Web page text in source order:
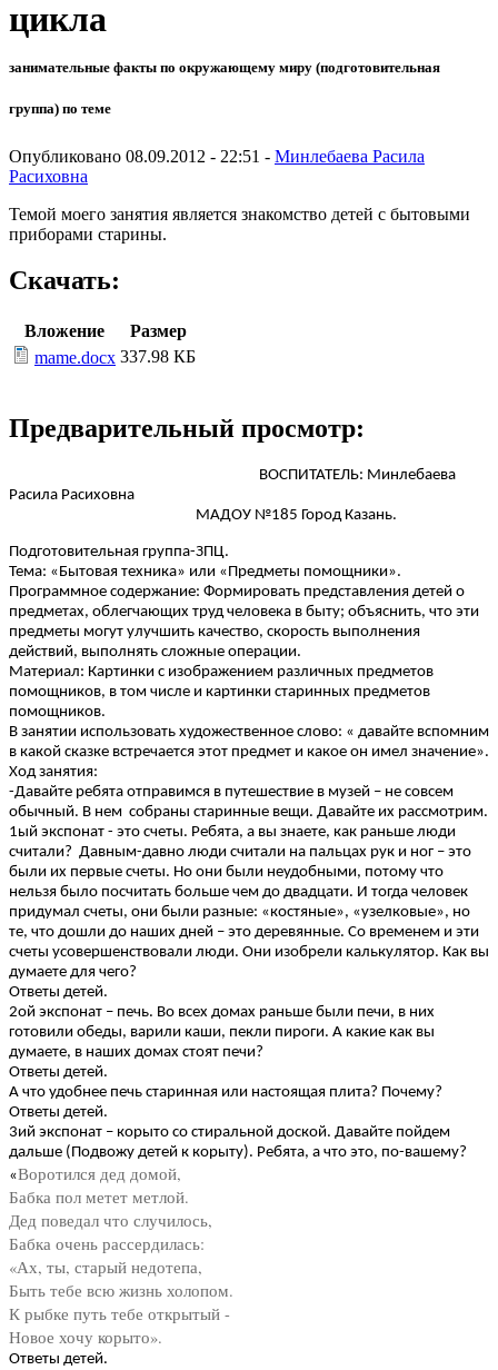
цикла
занимательные факты по окружающему миру (подготовительная
группа) по теме
Опубликовано 08.09.2012 - 22:51 - Минлебаева Расила
Расиховна
Темой моего занятия является знакомство детей с бытовыми
приборами старины.
Скачать:
Вложение
Размер
mame.docx 337.98 КБ
Предварительный просмотр:
ВОСПИТАТЕЛЬ: Минлебаева
Расила Расиховна
МАДОУ №185 Город Казань.
Подготовительная группа-ЗПЦ.
Тема: «Бытовая техника» или «Предметы помощники».
Программное содержание: Формировать представления детей о
предметах, облегчающих труд человека в быту; объяснить, что эти
предметы могут улучшить качество, скорость выполнения
действий, выполнять сложные операции.
Материал: Картинки с изображением различных предметов
помощников, в том числе и картинки старинных предметов
помощников.
В занятии использовать художественное слово: « давайте вспомним
в какой сказке встречается этот предмет и какое он имел значение».
Ход занятия:
-Давайте ребята отправимся в путешествие в музей – не совсем
обычный. В нем собраны старинные вещи. Давайте их рассмотрим.
1ый экспонат - это счеты. Ребята, а вы знаете, как раньше люди
считали? Давным-давно люди считали на пальцах рук и ног – это
были их первые счеты. Но они были неудобными, потому что
нельзя было посчитать больше чем до двадцати. И тогда человек
придумал счеты, они были разные: «костяные», «узелковые», но
те, что дошли до наших дней – это деревянные. Со временем и эти
счеты усовершенствовали люди. Они изобрели калькулятор. Как вы
думаете для чего?
Ответы детей.
2ой экспонат – печь. Во всех домах раньше были печи, в них
готовили обеды, варили каши, пекли пироги. А какие как вы
думаете, в наших домах стоят печи?
Ответы детей.
А что удобнее печь старинная или настоящая плита? Почему?
Ответы детей.
3ий экспонат – корыто со стиральной доской. Давайте пойдем
дальше (Подвожу детей к корыту). Ребята, а что это, по-вашему?
«Воротился дед домой,
Бабка пол метет метлой.
Дед поведал что случилось,
Бабка очень рассердилась:
«Ах, ты, старый недотепа,
Быть тебе всю жизнь холопом.
К рыбке путь тебе открытый -
Новое хочу корыто».
Ответы детей.